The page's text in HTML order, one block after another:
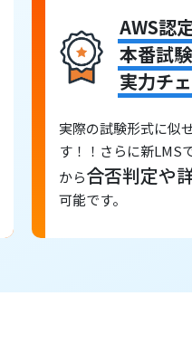
AWS認
本番試
実力チ
実際の試験形式に似
す！！さらに新LMS
から合否判定や
可能です。